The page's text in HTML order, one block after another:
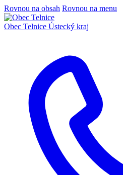
Rovnou na obsah Rovnou na menu
Obec Telnice Ústecký kraj